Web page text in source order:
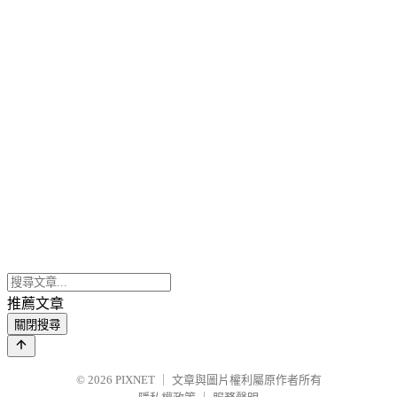
推薦文章
關閉搜尋
© 2026 PIXNET
文章與圖片權利屬原作者所有